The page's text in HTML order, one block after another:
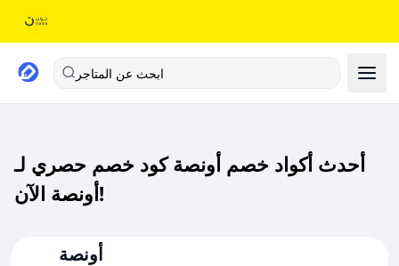
ابحث عن المتاجر
أحدث أكواد خصم أونصة كود خصم حصري لـ
أونصة الآن!
أونصة